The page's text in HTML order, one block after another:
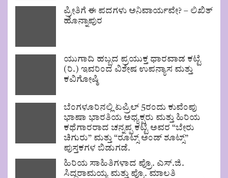
ಪ್ರೀತಿಗೆ ಈ ಪದಗಳು ಅನಿವಾರ್ಯವೇ? – ಲಿಖಿತ್
ಹೊನ್ನಾಪುರ
ಯುಗಾದಿ ಹಬ್ಬದ ಪ್ರಯುಕ್ತ ಧಾರವಾಡ ಕಟ್ಟೆ
(ರಿ.) ಇವರಿಂದ ವಿಶೇಷ ಉಪನ್ಯಾಸ ಮತ್ತು
ಕವಿಗೋಷ್ಠಿ
ಬೆಂಗಳೂರಿನಲ್ಲಿ ಏಪ್ರಿಲ್ 5ರಂದು ಕುವೆಂಪು
ಭಾಷಾ ಭಾರತಿಯ ಅಧ್ಯಕ್ಷರು ಮತ್ತು ಹಿರಿಯ
ಕಥೆಗಾರರಾದ ಚನ್ನಪ್ಪ ಕಟ್ಟಿ ಅವರ “ಬೇರು
ಚಿಗುರು” ಮತ್ತು “ರೂಟ್ಸ್ ಅಂಡ್ ಶೂಟ್ಸ್”
ಪುಸ್ತಕಗಳ ಬಿಡುಗಡೆ.
ಹಿರಿಯ ಸಾಹಿತಿಗಳಾದ ಪ್ರೊ. ಎಸ್.ಜಿ.
ಸಿದ್ಧರಾಮಯ್ಯ ಮತ್ತು ಪ್ರೊ. ಮಾಲತಿ